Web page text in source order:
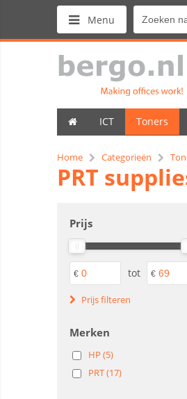
Menu
ICT Toners
Home Categorieën
PRT
Prijs
€ tot €
Prijs filteren
Merken
HP (5)
PRT (17)